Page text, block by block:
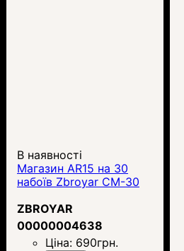
В наявності
Магазин AR15 на 30
набоїв Zbroyar CM-30
ZBROYAR
00000004638
Ціна: 690грн.